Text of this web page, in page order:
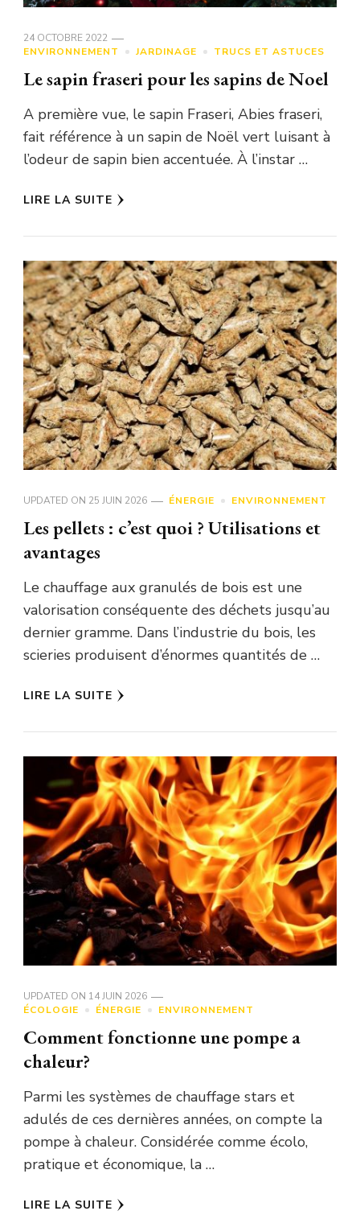
24 OCTOBRE 2022
ENVIRONNEMENT
JARDINAGE TRUCS ET ASTUCES
Le sapin fraseri pour les sapins de Noel
A première vue, le sapin Fraseri, Abies fraseri,
fait référence à un sapin de Noël vert luisant à
l’odeur de sapin bien accentuée. À l’instar …
LIRE LA SUITE
UPDATED ON 25 JUIN 2026 ÉNERGIE ENVIRONNEMENT
Les pellets : c’est quoi ? Utilisations et
avantages
Le chauffage aux granulés de bois est une
valorisation conséquente des déchets jusqu’au
dernier gramme. Dans l’industrie du bois, les
scieries produisent d’énormes quantités de …
LIRE LA SUITE
UPDATED ON 14 JUIN 2026
ÉCOLOGIE
ÉNERGIE ENVIRONNEMENT
Comment fonctionne une pompe a
chaleur?
Parmi les systèmes de chauffage stars et
adulés de ces dernières années, on compte la
pompe à chaleur. Considérée comme écolo,
pratique et économique, la …
LIRE LA SUITE